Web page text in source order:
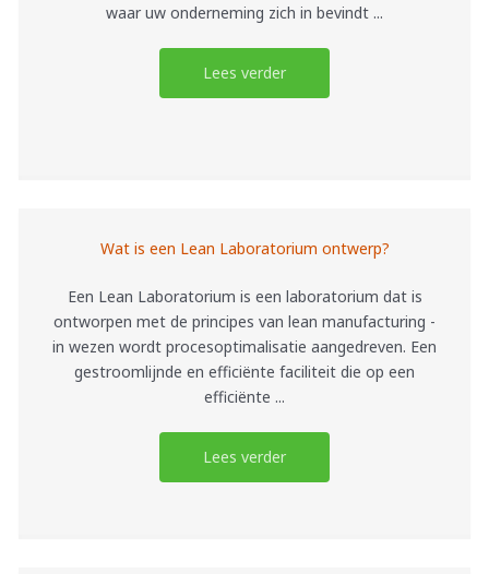
waar uw onderneming zich in bevindt ...
Lees verder
Wat is een Lean Laboratorium ontwerp?
Een Lean Laboratorium is een laboratorium dat is
ontworpen met de principes van lean manufacturing -
in wezen wordt procesoptimalisatie aangedreven. Een
gestroomlijnde en efficiënte faciliteit die op een
efficiënte ...
Lees verder